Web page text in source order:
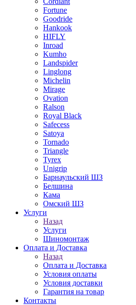
Fortune
Goodride
Hankook
HIFLY
Inroad
Kumho
Landspider
Linglong
Michelin
Mirage
Ovation
Ralson
Royal Black
Safecess
Satoya
Tornado
Triangle
Tyrex
Unigrip
Барнаульский ШЗ
Белшина
Кама
Омский ШЗ
Услуги
Назад
Услуги
Шиномонтаж
Оплата и Доставка
Назад
Оплата и Доставка
Условия оплаты
Условия доставки
Гарантия на товар
Контакты